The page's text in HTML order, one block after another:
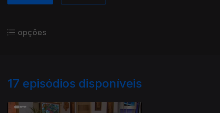
opções
17 episódios disponíveis